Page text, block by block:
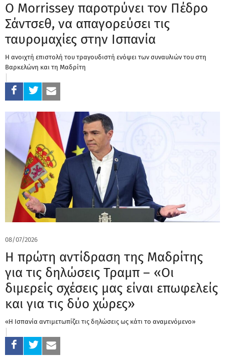
Ο Morrissey παροτρύνει τον Πέδρο
Σάντσεθ, να απαγορεύσει τις
ταυρομαχίες στην Ισπανία
Η ανοιχτή επιστολή του τραγουδιστή ενόψει των συναυλιών του στη
Βαρκελώνη και τη Μαδρίτη
08/07/2026
Η πρώτη αντίδραση της Μαδρίτης
για τις δηλώσεις Τραμπ – «Οι
διμερείς σχέσεις μας είναι επωφελείς
και για τις δύο χώρες»
«Η Ισπανία αντιμετωπίζει τις δηλώσεις ως κάτι το αναμενόμενο»